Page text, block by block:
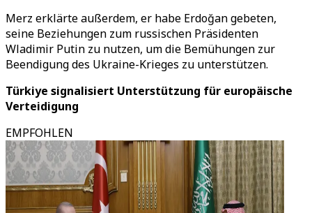
Merz erklärte außerdem, er habe Erdoğan gebeten,
seine Beziehungen zum russischen Präsidenten
Wladimir Putin zu nutzen, um die Bemühungen zur
Beendigung des Ukraine-Krieges zu unterstützen.
Türkiye signalisiert Unterstützung für europäische
Verteidigung
EMPFOHLEN